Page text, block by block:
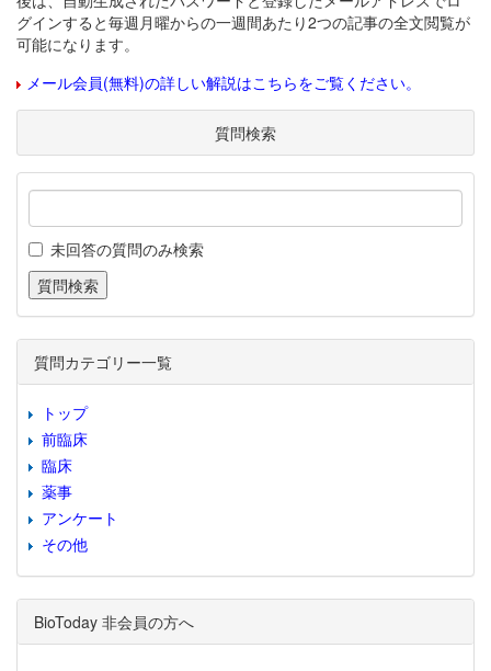
グインすると毎週月曜からの一週間あたり2つの記事の全文閲覧が
可能になります。
メール会員(無料)の詳しい解説はこちらをご覧ください。
質問検索
未回答の質問のみ検索
質問カテゴリー一覧
トップ
前臨床
臨床
薬事
アンケート
その他
BioToday 非会員の方へ